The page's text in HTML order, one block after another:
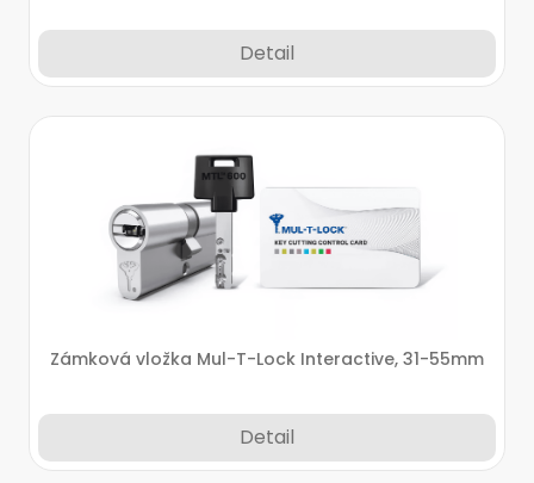
Detail
Zámková vložka Mul-T-Lock Interactive, 31-55mm
Detail